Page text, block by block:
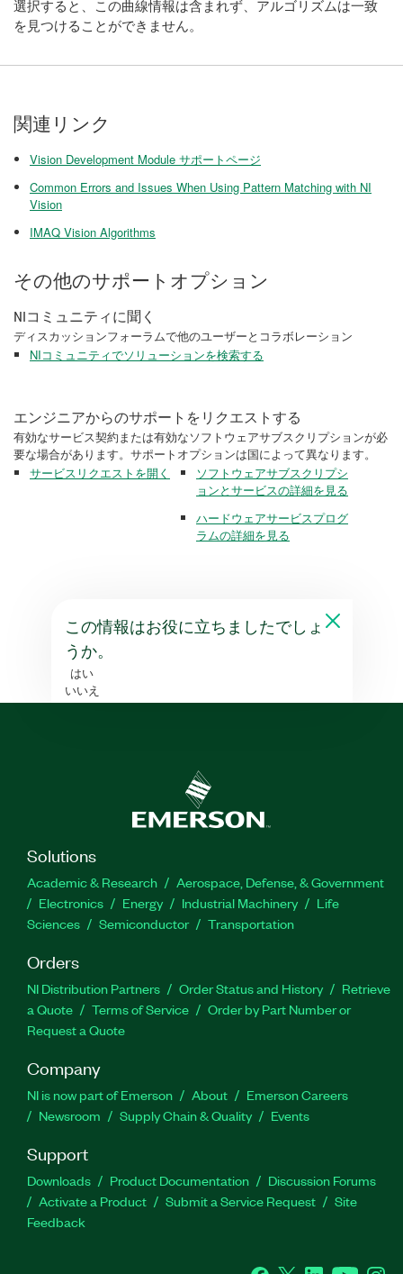
選択すると、この曲線情報は含まれず、アルゴリズムは一致
を見つけることができません。
関連リンク
Vision Development Module サポートページ
Common Errors and Issues When Using Pattern Matching with NI
Vision
IMAQ Vision Algorithms
その他のサポートオプション
NIコミュニティに聞く
ディスカッションフォーラムで他のユーザーとコラボレーション
NIコミュニティでソリューションを検索する
エンジニアからのサポートをリクエストする
有効なサービス契約または有効なソフトウェアサブスクリプションが必
要な場合があります。サポートオプションは国によって異なります。
サービスリクエストを開く
ソフトウェアサブスクリプシ
ョンとサービスの詳細を見る
ハードウェアサービスプログ
ラムの詳細を見る
この情報はお役に立ちましたでしょ
うか。
はい
いいえ
Solutions
Academic & Research
Aerospace, Defense, & Government
Electronics
Energy Industrial Machinery
Life
Sciences
Semiconductor Transportation
Orders
NI Distribution Partners Order Status and History
Retrieve
a Quote
Terms of Service
Order by Part Number or
Request a Quote
Company
NI is now part of Emerson About
Emerson Careers
Newsroom
Supply Chain & Quality Events
Support
Downloads Product Documentation
Discussion Forums
Activate a Product
Submit a Service Request
Site
Feedback